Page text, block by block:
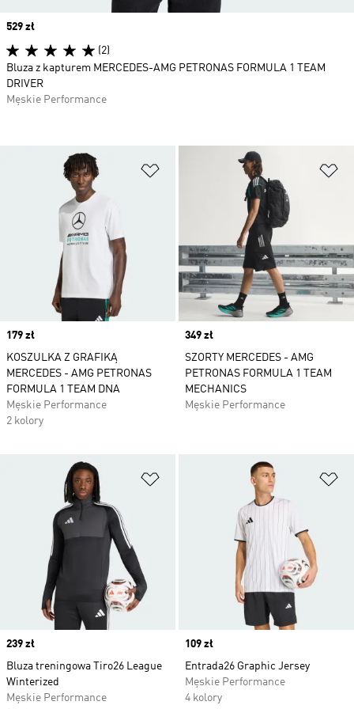
Dodaj do listy życzeń
Price
179 zł
KOSZULKA Z GRAFIKĄ
MERCEDES - AMG PETRONAS
FORMULA 1 TEAM DNA
Męskie Performance
2 kolory
Price
349 zł
SZORTY MERCEDES - AMG
PETRONAS FORMULA 1 TEAM
MECHANICS
Męskie Performance
Dodaj do listy życzeń
Price
239 zł
Bluza treningowa Tiro26 League
Winterized
Męskie Performance
Price
109 zł
Entrada26 Graphic Jersey
Męskie Performance
4 kolory
Price
529 zł
(2)
Bluza z kapturem MERCEDES-AMG PETRONAS FORMULA 1 TEAM
DRIVER
Męskie Performance